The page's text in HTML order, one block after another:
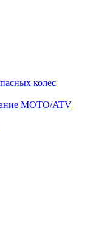
колес
MOTO/ATV